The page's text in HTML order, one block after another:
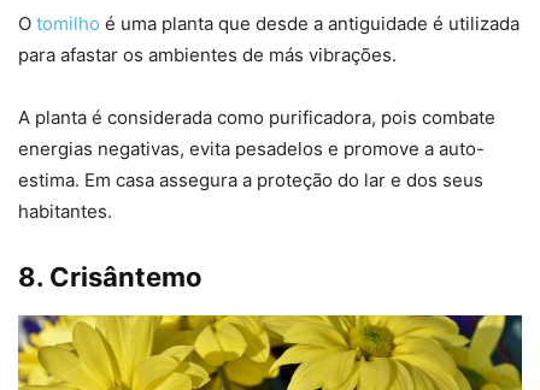
O tomilho é uma planta que desde a antiguidade é utilizada
para afastar os ambientes de más vibrações.
A planta é considerada como purificadora, pois combate
energias negativas, evita pesadelos e promove a auto-
estima. Em casa assegura a proteção do lar e dos seus
habitantes.
8. Crisântemo